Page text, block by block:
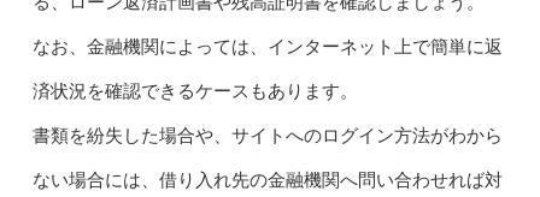
なお、金融機関によっては、インターネット上で簡単に返
済状況を確認できるケースもあります。
書類を紛失した場合や、サイトへのログイン方法がわから
ない場合には、借り入れ先の金融機関へ問い合わせれば対